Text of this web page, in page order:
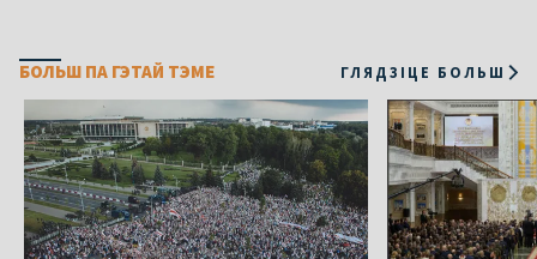
БОЛЬШ ПА ГЭТАЙ ТЭМЕ ГЛЯДЗІЦЕ БОЛЬШ